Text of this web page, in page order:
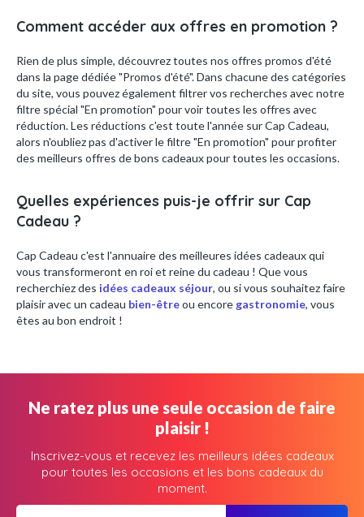
Comment accéder aux offres en promotion ?
Rien de plus simple, découvrez toutes nos offres promos d'été
dans la page dédiée "Promos d'été". Dans chacune des catégories
du site, vous pouvez également filtrer vos recherches avec notre
filtre spécial "En promotion" pour voir toutes les offres avec
réduction. Les réductions c'est toute l'année sur Cap Cadeau,
alors n'oubliez pas d'activer le filtre "En promotion" pour profiter
des meilleurs offres de bons cadeaux pour toutes les occasions.
Quelles expériences puis-je offrir sur Cap
Cadeau ?
Cap Cadeau c'est l'annuaire des meilleures idées cadeaux qui
vous transformeront en roi et reine du cadeau ! Que vous
recherchiez des idées cadeaux séjour, ou si vous souhaitez faire
plaisir avec un cadeau bien-êtreou encore gastronomie, vous
êtes au bon endroit !
Ne ratez plus une seule occasion de faire
plaisir !
Inscrivez-vous et recevez les meilleurs idées cadeaux
pour toutes les occasions et les bons cadeaux du
moment.